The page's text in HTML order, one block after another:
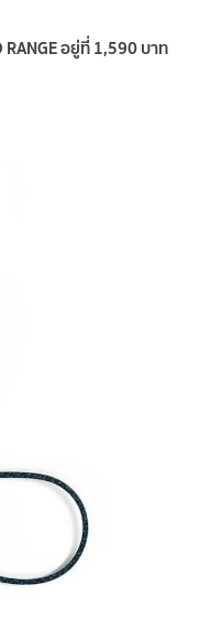
RANGE อยู่ที่ 1,590 บาท